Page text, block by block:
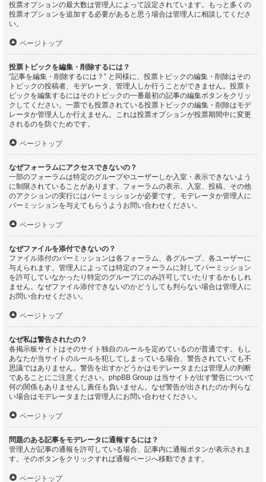
投票オプションの最大数は管理人によって設定されています。もっと多くの
投票オプションを追加する必要があると思う場合は管理人に相談してくださ
い。
ページトップ
投票トピックを編集・削除するには？
“記事を編集・削除するには？” と同様に、投票トピックの編集・削除はその
トピックの投稿者、モデレータ、管理人しか行うことができません。投票ト
ピックを編集するにはそのトピックの一番最初の記事の編集ボタンをクリッ
クしてください。一票でも投票されている投票トピックの編集・削除はモデ
レータか管理人しか行えません。これは投票オプションが投票期間中に変更
されるのを防ぐためです。
ページトップ
なぜフォーラムにアクセスできないの？
一部のフォーラムは特定のグループやユーザーしか入室・表示できないよう
に制限されていることがあります。フォーラムの表示、入室、投稿、その他
のアクションの実行にはパーミッションが必要です。モデレータか管理人に
パーミッションを与えてもらうようお問い合わせください。
ページトップ
なぜファイルを添付できないの？
ファイル添付のパーミッションは各フォーラム、各グループ、各ユーザーに
与えられます。管理人によっては特定のフォーラムに対してパーミッション
を許可していなかったり特定のグループにのみ許可していたりするかもしれ
ません。なぜファイル添付できないのかどうしても判らない場合は管理人に
お問い合わせください。
ページトップ
なぜ私は警告されたの？
各掲示板サイトはそのサイト独自のルールを定めているのが普通です。もし
あなたが当サイトのルールを犯してしまっている場合、警告されていても不
思議ではありません。警告を出すかどうかはモデレータまたは管理人の判断
であることにご注意ください。phpBB Group は当サイトが出す警告について
何の関係もありませんし責任も負いません。なぜ警告が出されたのか判らな
い場合はモデレータまたは管理人にお問い合わせください。
ページトップ
問題のある記事をモデレータに通報するには？
管理人が記事の通報を許可している場合、記事内に通報ボタンが表示されま
す。そのボタンをクリックすれば通報ページへ移動できます。
ページトップ